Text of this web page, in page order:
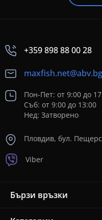
+359 898 88 00 28
maxfish.net@abv.bg
Пон-Пет: от 9:00 до
Съб: от 9:00 до 13:00
Нед: Затворено
Пловдив, бул.
Viber
Бързи връзки